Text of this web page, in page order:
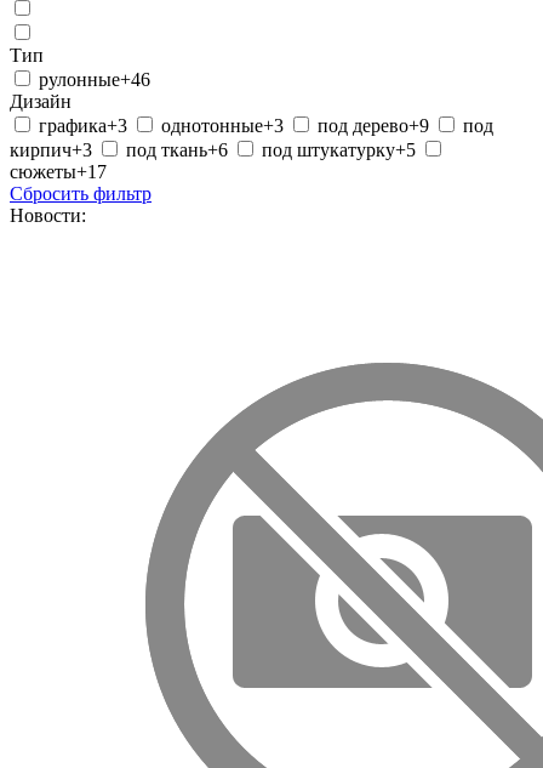
Тип
рулонные+46
Дизайн
графика+3 однотонные+3 под дерево+9
под
кирпич+3 под ткань+6 под штукатурку+5
сюжеты+17
Сбросить фильтр
Новости: